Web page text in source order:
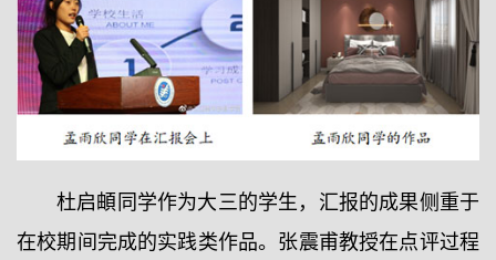
杜启頔同学作为大三的学生，汇报的成果侧重于
在校期间完成的实践类作品。张震甫教授在点评过程